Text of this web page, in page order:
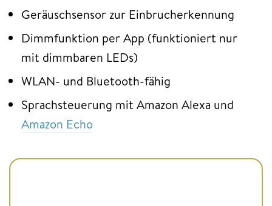
Geräuschsensor zur Einbrucherkennung
Dimmfunktion per App (funktioniert nur
mit dimmbaren LEDs)
WLAN- und Bluetooth-fähig
Sprachsteuerung mit Amazon Alexa und
Amazon Echo